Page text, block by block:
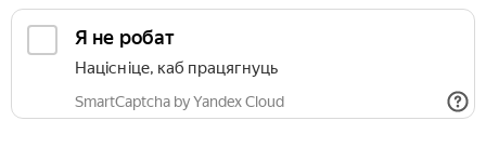
Я не робат
Націсніце, каб працягнуць
SmartCaptcha by Yandex Cloud